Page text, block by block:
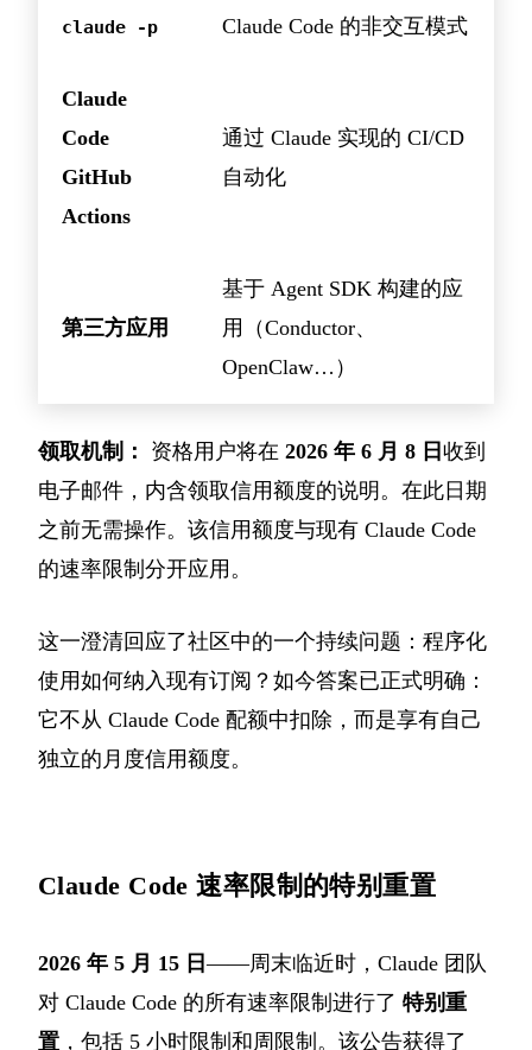
claude -p Claude Code 的非交互模式
Claude
Code
GitHub
Actions
通过 Claude 实现的 CI/CD
自动化
第三方应用
基于 Agent SDK 构建的应
用（Conductor、
OpenClaw…）
领取机制： 资格用户将在 2026 年 6 月 8 日 收到
电子邮件，内含领取信用额度的说明。在此日期
之前无需操作。该信用额度与现有 Claude Code
的速率限制分开应用。
这一澄清回应了社区中的一个持续问题：程序化
使用如何纳入现有订阅？如今答案已正式明确：
它不从 Claude Code 配额中扣除，而是享有自己
独立的月度信用额度。
Claude Code 速率限制的特别重置
2026 年 5 月 15 日——周末临近时，Claude 团队
对 Claude Code 的所有速率限制进行了 特别重
置 ，包括 5 小时限制和周限制。该公告获得了